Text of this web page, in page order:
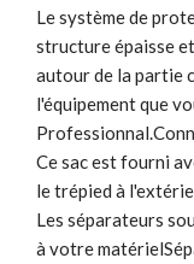
Le système de
structure épaisse
autour de la partie
l'équipement que
Ce sac est fourni
le trépied à
Les séparateurs
à votre